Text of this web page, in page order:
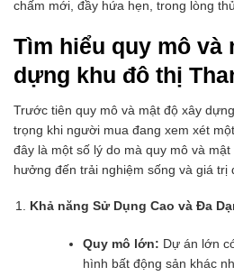
chấm mới, đầy hứa hẹn, trong lòng
Tìm hiểu quy mô và
dựng khu đô thị
Trước tiên quy mô và mật độ xây
trọng khi người mua đang xem xét
đây là một số lý do mà quy mô và
hưởng đến trải nghiệm sống và giá trị
Khả năng Sử Dụng Cao và Đa
Quy mô lớn: Dự án lớn
hình bất động sản khác